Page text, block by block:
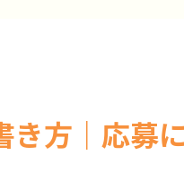
き方｜応募